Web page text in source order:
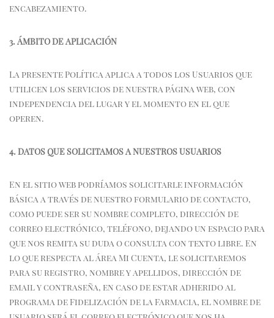
encabezamiento.
3. ÁMBITO DE APLICACIÓN
La presente Política aplica a todos los Usuarios que
utilicen los servicios de nuestra página web, con
independencia del lugar y el momento en el que
operen.
4. DATOS QUE SOLICITAMOS A NUESTROS USUARIOS
En el sitio web podríamos solicitarle información
básica a través de nuestro formulario de contacto,
como puede ser su nombre completo, dirección de
correo electrónico, teléfono, dejando un espacio para
que nos remita su duda o consulta con texto libre. En
lo que respecta al área Mi Cuenta, le solicitaremos
para su registro, nombre y apellidos, dirección de
email y contraseña, en caso de estar adherido al
programa de Fidelización de la Farmacia, el nombre de